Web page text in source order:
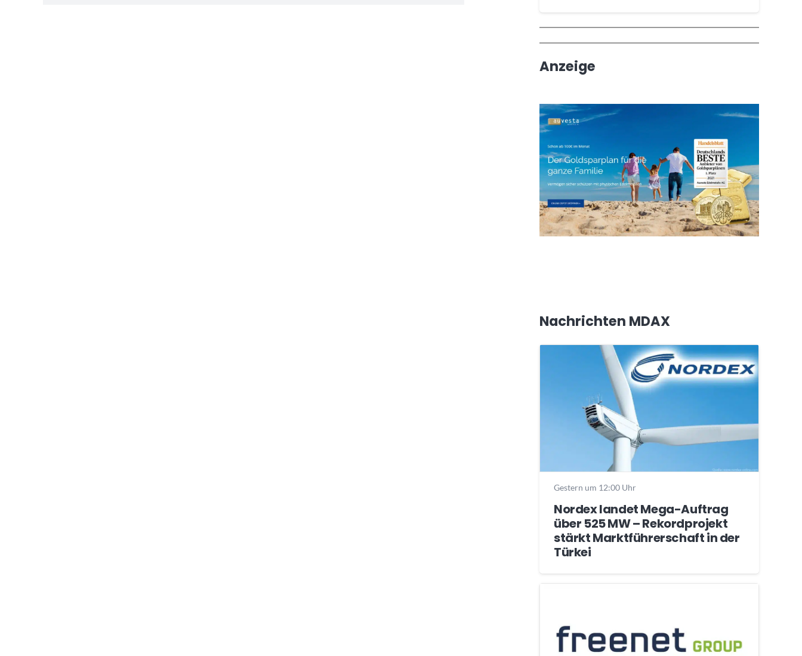
Wochenrückblick
Trendthemen
Anzeige
Nachrichten MDAX
Gestern um 12:00 Uhr
Nordex landet Mega-Auftrag
über 525 MW – Rekordprojekt
stärkt Marktführerschaft in der
Türkei